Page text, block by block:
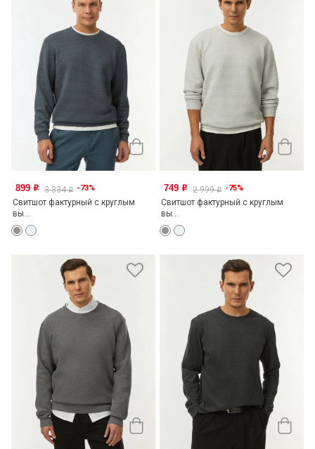
899 o 3 334o -73%
Свитшот фактурный с круглым
вы...
749 o 2 999o -75%
Свитшот фактурный с круглым
вы...